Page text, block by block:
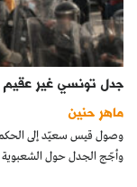
جدل تونسي غير عقيم
ماهر حنين
وصول قيس سعيّد إلى الحكم
وأجّج الجدل حول